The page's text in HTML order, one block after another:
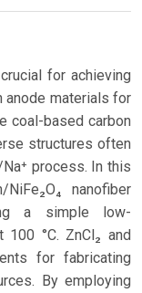
for achieving
anode materials for
coal-based carbon
structures often
process. In this
nanofiber
a simple low-
°C. ZnCl₂ and
for fabricating
By employing